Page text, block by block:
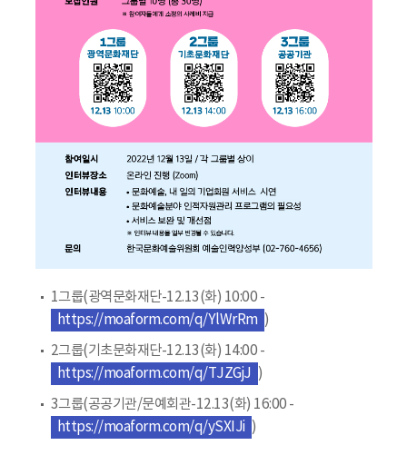
1그룹(광역문화재단-12.13(화) 10:00 -
https://moaform.com/q/YlWrRm )
2그룹(기초문화재단-12.13(화) 14:00 -
https://moaform.com/q/TJZGjJ )
3그룹(공공기관/문예회관-12.13(화) 16:00 -
https://moaform.com/q/ySXIJi )